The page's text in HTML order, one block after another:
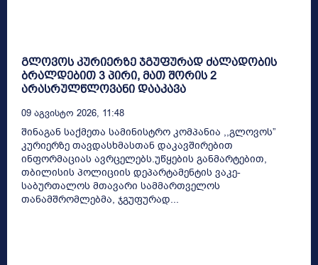
გლოვოს კურიერზე ჯგუფურად ძალადობის
ბრალდებით 3 პირი, მათ შორის 2
არასრულწლოვანი დააკავა
09 Აგვისტო 2026, 11:48
შინაგან საქმეთა სამინისტრო კომპანია ,,გლოვოს”
კურიერზე თავდასხმასთან დაკავშირებით
ინფორმაციას ავრცელებს.უწყების განმარტებით,
თბილისის პოლიციის დეპარტამენტის ვაკე-
საბურთალოს მთავარი სამმართველოს
თანამშრომლებმა, ჯგუფურად...